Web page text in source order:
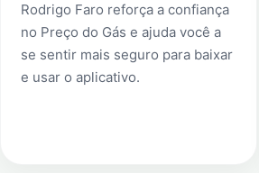
Rodrigo Faro reforça a confiança
no Preço do Gás e ajuda você a
se sentir mais seguro para baixar
e usar o aplicativo.